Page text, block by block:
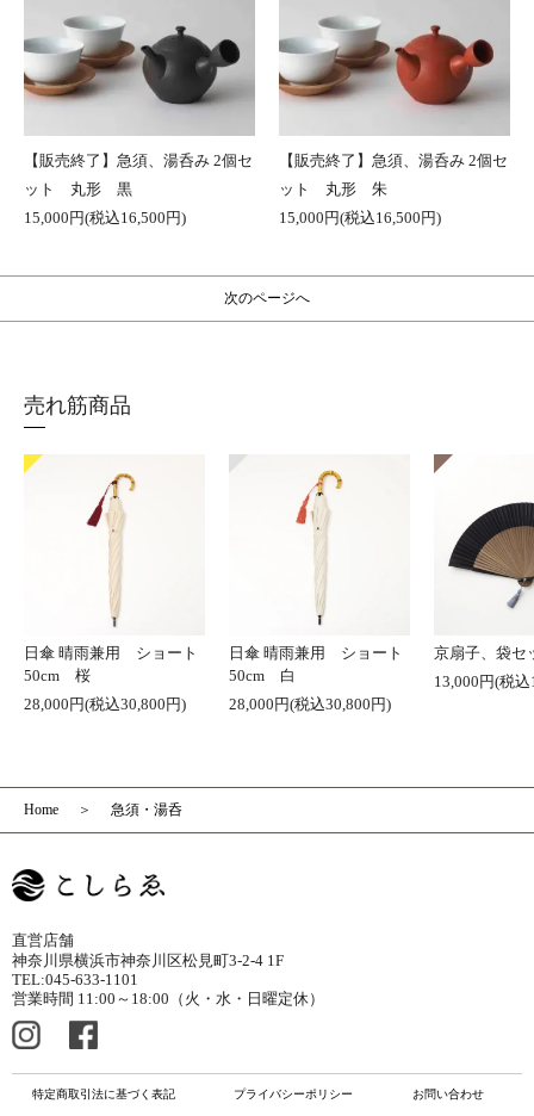
【販売終了】急須、湯呑み 2個セ
ット 丸形 黒
15,000円(税込16,500円)
【販売終了】急須、湯呑み 2個セ
ット 丸形 朱
15,000円(税込16,500円)
次のページへ
売れ筋商品
日傘 晴雨兼用 ショート
50cm 桜
28,000円(税込30,800円)
日傘 晴雨兼用 ショート
50cm 白
28,000円(税込30,800円)
京扇子、袋
13,000円(税
Home 急須・湯呑
直営店舗
神奈川県横浜市神奈川区松見町3-2-4 1F
TEL:045-633-1101
営業時間 11:00～18:00（火・水・日曜定休）
特定商取引法に基づく表記 プライバシーポリシー お問い合わせ